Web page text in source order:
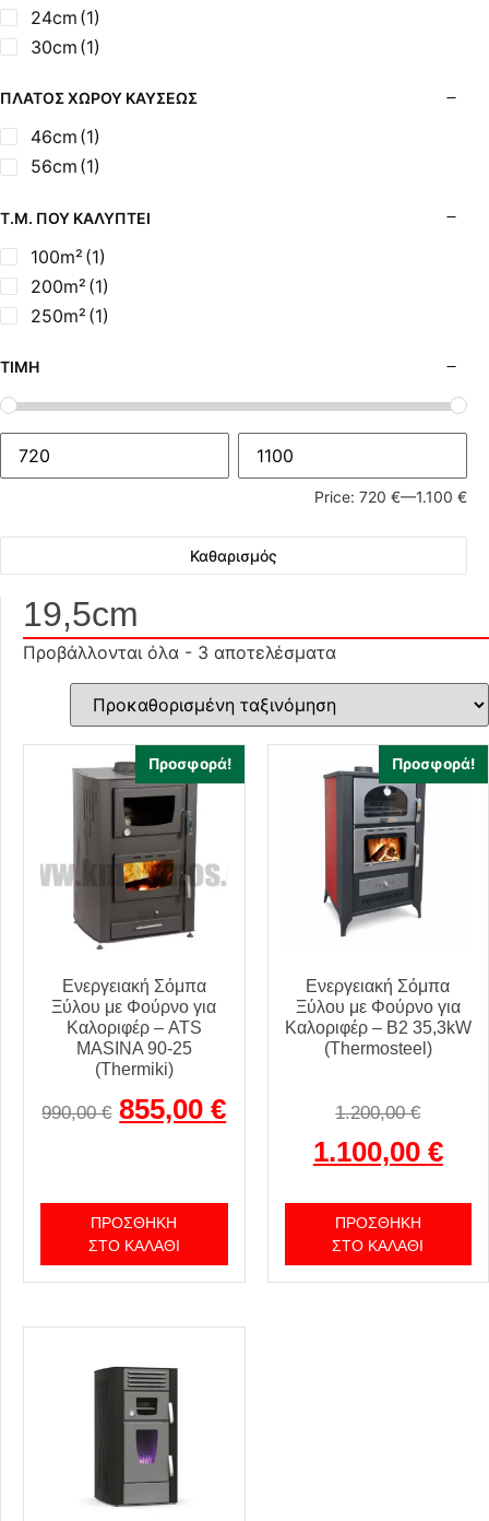
24cm (1)
30cm (1)
ΠΛΆΤΟΣ ΧΏΡΟΥ ΚΑΎΣΕΩΣ
46cm (1)
56cm (1)
Τ.Μ. ΠΟΥ ΚΑΛΎΠΤΕΙ
100m² (1)
200m² (1)
250m² (1)
ΤΙΜΉ
Price: 720 €—1.100 €
Καθαρισμός
19,5cm
Προβάλλονται όλα - 3 αποτελέσματα
Προσφορά!
Ενεργειακή Σόμπα
Ξύλου με Φούρνο για
Καλοριφέρ – ATS
MASINA 90-25
(Thermiki)
990,00€ 855,00€
ΠΡΟΣΘΉΚΗ
ΣΤΟ ΚΑΛΆΘΙ
Προσφορά!
Ενεργειακή Σόμπα
Ξύλου με Φούρνο για
Καλοριφέρ – Β2 35,3kW
(Thermosteel)
1.200,00€
1.100,00 €
ΠΡΟΣΘΉΚΗ
ΣΤΟ ΚΑΛΆΘΙ